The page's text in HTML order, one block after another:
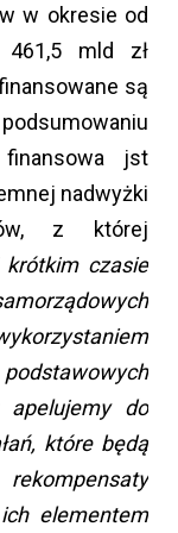
w okresie od
mld zł
są
jst
nadwyżki
z której
krótkim czasie
apelujemy do
które będą
elementem